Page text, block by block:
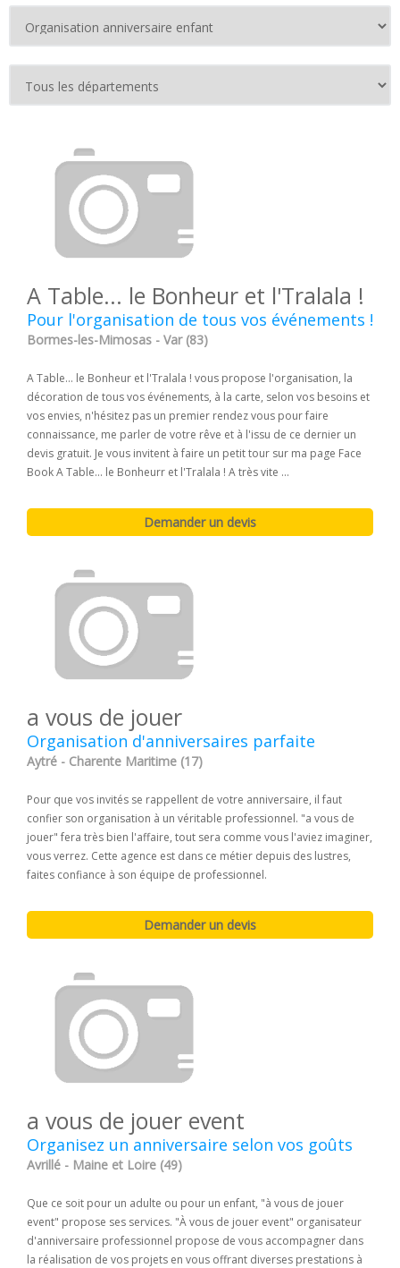
A Table... le Bonheur et l'Tralala !
Pour l'organisation de tous vos événements !
Bormes-les-Mimosas - Var (83)
A Table... le Bonheur et l'Tralala ! vous propose l'organisation, la
décoration de tous vos événements, à la carte, selon vos besoins et
vos envies, n'hésitez pas un premier rendez vous pour faire
connaissance, me parler de votre rêve et à l'issu de ce dernier un
devis gratuit. Je vous invitent à faire un petit tour sur ma page Face
Book A Table... le Bonheurr et l'Tralala ! A très vite ...
a vous de jouer
Organisation d'anniversaires parfaite
Aytré - Charente Maritime (17)
Pour que vos invités se rappellent de votre anniversaire, il faut
confier son organisation à un véritable professionnel. "a vous de
jouer" fera très bien l'affaire, tout sera comme vous l'aviez imaginer,
vous verrez. Cette agence est dans ce métier depuis des lustres,
faites confiance à son équipe de professionnel.
a vous de jouer event
Organisez un anniversaire selon vos goûts
Avrillé - Maine et Loire (49)
Que ce soit pour un adulte ou pour un enfant, "à vous de jouer
event" propose ses services. "À vous de jouer event" organisateur
d'anniversaire professionnel propose de vous accompagner dans
la réalisation de vos projets en vous offrant diverses prestations à